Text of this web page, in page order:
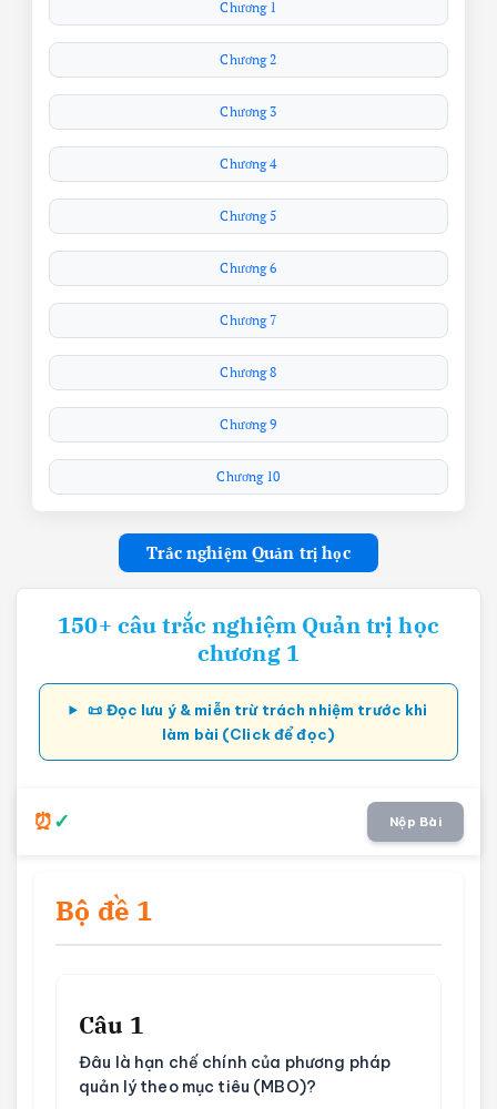
Chương 1
Chương 2
Chương 3
Chương 4
Chương 5
Chương 6
Chương 7
Chương 8
Chương 9
Chương 10
Trắc nghiệm Quản trị học
150+ câu trắc nghiệm Quản trị học
chương 1
📜 Đọc lưu ý & miễn trừ trách nhiệm trước khi
làm bài (Click để đọc)
Nộp Bài
Bộ đề 1
Câu 1
Đâu là hạn chế chính của phương pháp
quản lý theo mục tiêu (MBO)?